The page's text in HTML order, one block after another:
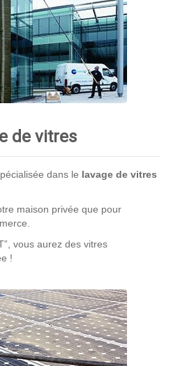
de vitres
dans le lavage de vitres
maison privée que pour
vous aurez des vitres
!